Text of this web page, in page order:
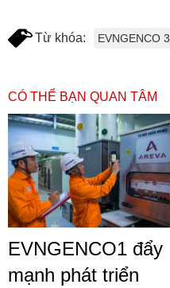
Từ khóa: EVNGENCO 3
CÓ THỂ BẠN QUAN TÂM
EVNGENCO1 đẩy
mạnh phát triển